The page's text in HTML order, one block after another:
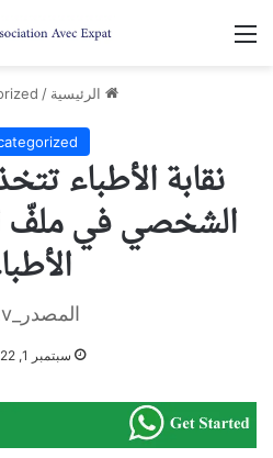
القائمة
الرئيسية /
نقابة الأطباء
الشخصي في ملفّ
المصدر_mtv
سبتمبر 1, 2022